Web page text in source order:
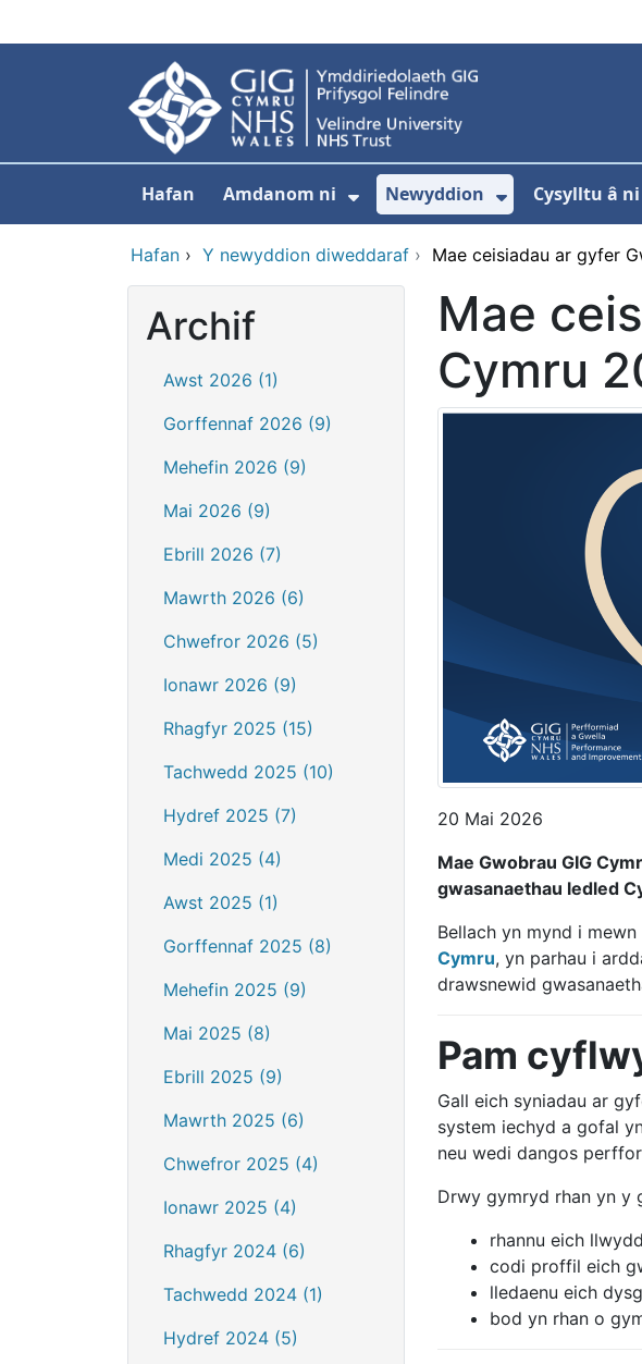
Hafan Amdanom ni
Dangos isddewislen ar
Newyddion
Dangos
Cysylltu â ni
Hafan › Y newyddion diweddaraf › Mae ceisiadau ar gyfer
Archif
Awst 2026 (1)
Gorffennaf 2026 (9)
Mehefin 2026 (9)
Mai 2026 (9)
Ebrill 2026 (7)
Mawrth 2026 (6)
Chwefror 2026 (5)
Ionawr 2026 (9)
Rhagfyr 2025 (15)
Tachwedd 2025 (10)
Hydref 2025 (7)
Medi 2025 (4)
Awst 2025 (1)
Gorffennaf 2025 (8)
Mehefin 2025 (9)
Mai 2025 (8)
Ebrill 2025 (9)
Mawrth 2025 (6)
Chwefror 2025 (4)
Ionawr 2025 (4)
Rhagfyr 2024 (6)
Tachwedd 2024 (1)
Hydref 2024 (5)
Mae
Cymru
20 Mai 2026
Mae Gwobrau GIG
gwasanaethau ledled
Bellach yn mynd i
Cymru, yn parhau i
drawsnewid
Pam
Gall eich syniadau ar
system iechyd a gofal
neu wedi dangos
Drwy gymryd rhan yn y
rhannu eich
codi proffil eich
lledaenu eich
bod yn rhan o